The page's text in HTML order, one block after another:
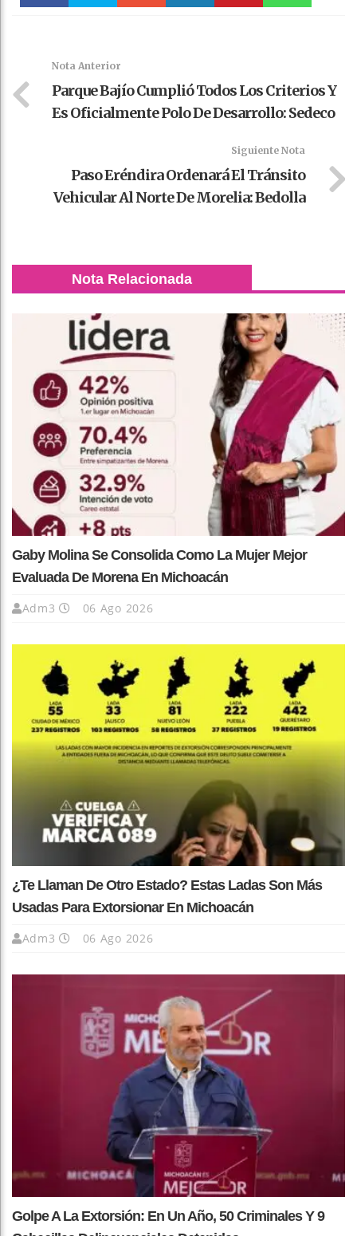
Nota Anterior
Parque Bajío Cumplió Todos Los Criterios Y
Es Oficialmente Polo De Desarrollo: Sedeco
Siguiente Nota
Paso Eréndira Ordenará El Tránsito
Vehicular Al Norte De Morelia: Bedolla
Nota Relacionada
Gaby Molina Se Consolida Como La Mujer Mejor
Evaluada De Morena En Michoacán
Adm3 06 Ago 2026
¿Te Llaman De Otro Estado? Estas Ladas Son Más
Usadas Para Extorsionar En Michoacán
Adm3 06 Ago 2026
Golpe A La Extorsión: En Un Año, 50 Criminales Y 9